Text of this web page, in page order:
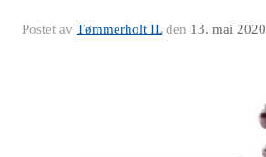
Postet av Tømmerholt ILden 13. mai 2020